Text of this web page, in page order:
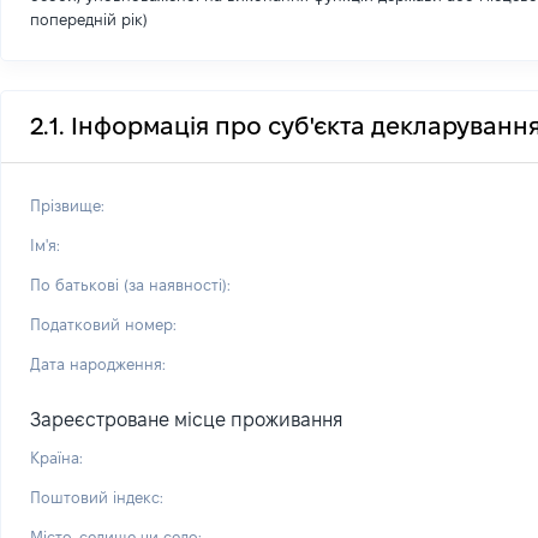
попередній рік)
2.1. Інформація про суб'єкта
Прізвище:
Ім'я:
По батькові (за наявності):
Податковий номер:
Дата народження:
Зареєстроване місце проживання
Країна:
Поштовий індекс: